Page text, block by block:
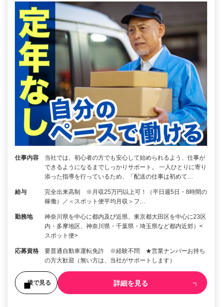
仕事内容
当社では、初心者の方でも安心して始められるよう、仕事が
できるようになるまでしっかりサポート。 一人ひとりに寄り
添った指導を行っているため、「配送の仕事は初めて…
給与
完全出来高制 ※月収25万円以上可！（平日週5日・8時間の
稼働）／＜スポット便平均月収＞フ…
勤務地
神奈川県を中心に都内及び近県、東京都大田区を中心に23区
内・多摩地区、神奈川県・千葉県・埼玉県など都内近郊）<
スポット便>
応募資格
要普通自動車運転免許 ※経験不問 ★営業ナンバーお持ち
の方大歓迎（無い方は、当社がサポートします）
後で見る 詳細を見る